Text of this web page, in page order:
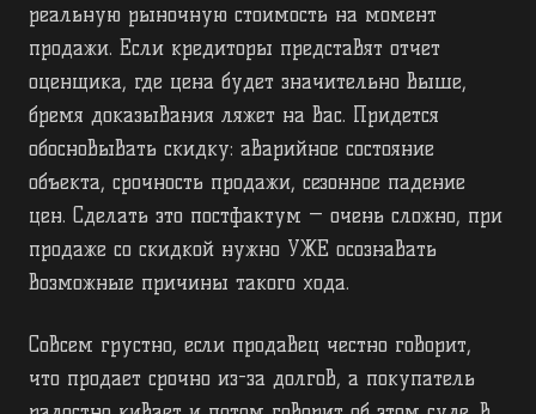
реальную рыночную стоимость на момент
продажи. Если кредиторы представят отчет
оценщика, где цена будет значительно выше,
бремя доказывания ляжет на вас. Придется
обосновывать скидку: аварийное состояние
объекта, срочность продажи, сезонное падение
цен. Сделать это постфактум — очень сложно, при
продаже со скидкой нужно УЖЕ осознавать
возможные причины такого хода.
Совсем грустно, если продавец честно говорит,
что продает срочно из-за долгов, а покупатель